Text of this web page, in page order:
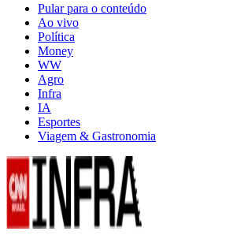
Pular para o conteúdo
Ao vivo
Política
Money
WW
Agro
Infra
IA
Esportes
Viagem & Gastronomia